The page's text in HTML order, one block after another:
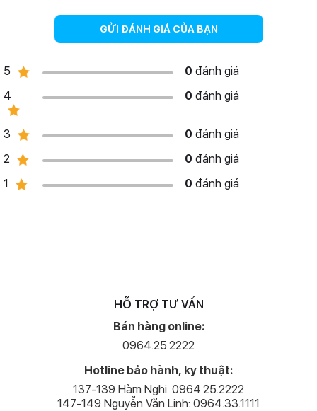
GỬI ĐÁNH GIÁ CỦA BẠN
5 0 đánh giá
4
0 đánh giá
3 0 đánh giá
2
0 đánh giá
1
0 đánh giá
HỖ TRỢ TƯ VẤN
Bán hàng online:
0964.25.2222
Hotline bảo hành, kỹ thuật:
137-139 Hàm Nghi: 0964.25.2222
147-149 Nguyễn Văn Linh: 0964.33.1111